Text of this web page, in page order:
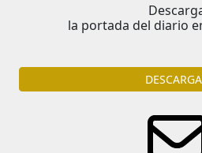
la portada del diario